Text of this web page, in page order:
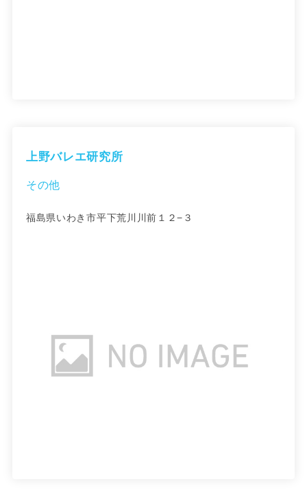
上野バレエ研究所
その他
福島県いわき市平下荒川川前１２−３